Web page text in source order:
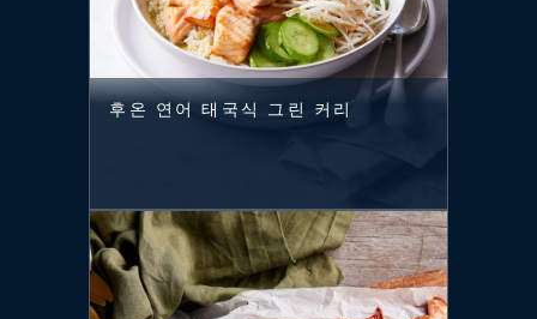
후온 연어 태국식 그린 커리